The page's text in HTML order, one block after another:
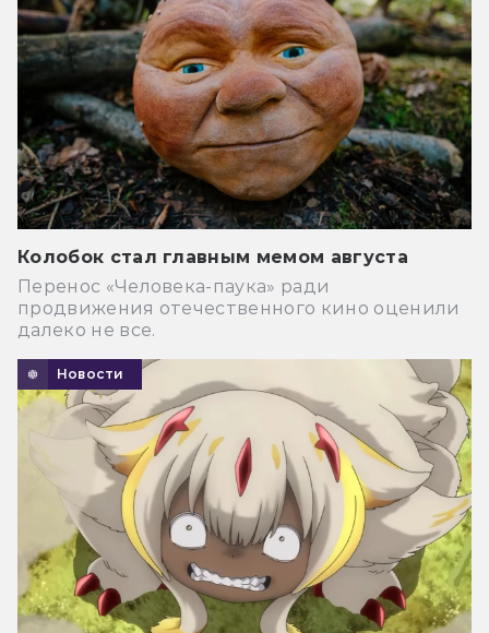
Колобок стал главным мемом августа
Перенос «Человека-паука» ради
продвижения отечественного кино оценили
далеко не все.
Новости